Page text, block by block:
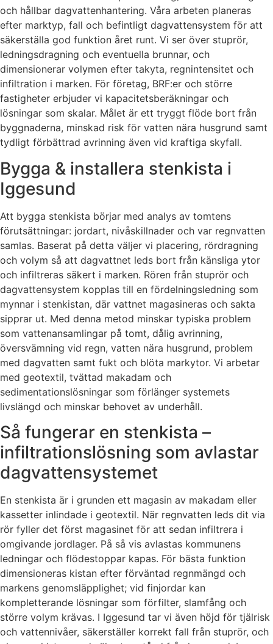
och hållbar dagvattenhantering. Våra arbeten planeras
efter marktyp, fall och befintligt dagvattensystem för att
säkerställa god funktion året runt. Vi ser över stuprör,
ledningsdragning och eventuella brunnar, och
dimensionerar volymen efter takyta, regnintensitet och
infiltration i marken. För företag, BRF:er och större
fastigheter erbjuder vi kapacitetsberäkningar och
lösningar som skalar. Målet är ett tryggt flöde bort från
byggnaderna, minskad risk för vatten nära husgrund samt
tydligt förbättrad avrinning även vid kraftiga skyfall.
Bygga & installera stenkista i
Iggesund
Att bygga stenkista börjar med analys av tomtens
förutsättningar: jordart, nivåskillnader och var regnvatten
samlas. Baserat på detta väljer vi placering, rördragning
och volym så att dagvattnet leds bort från känsliga ytor
och infiltreras säkert i marken. Rören från stuprör och
dagvattensystem kopplas till en fördelningsledning som
mynnar i stenkistan, där vattnet magasineras och sakta
sipprar ut. Med denna metod minskar typiska problem
som vattenansamlingar på tomt, dålig avrinning,
översvämning vid regn, vatten nära husgrund, problem
med dagvatten samt fukt och blöta markytor. Vi arbetar
med geotextil, tvättad makadam och
sedimentationslösningar som förlänger systemets
livslängd och minskar behovet av underhåll.
Så fungerar en stenkista –
infiltrationslösning som avlastar
dagvattensystemet
En stenkista är i grunden ett magasin av makadam eller
kassetter inlindade i geotextil. När regnvatten leds dit via
rör fyller det först magasinet för att sedan infiltrera i
omgivande jordlager. På så vis avlastas kommunens
ledningar och flödestoppar kapas. För bästa funktion
dimensioneras kistan efter förväntad regnmängd och
markens genomsläpplighet; vid finjordar kan
kompletterande lösningar som förfilter, slamfång och
större volym krävas. I Iggesund tar vi även höjd för tjälrisk
och vattennivåer, säkerställer korrekt fall från stuprör, och